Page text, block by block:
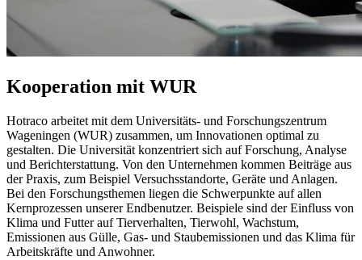
Kooperation mit WUR
Hotraco arbeitet mit dem Universitäts- und Forschungszentrum
Wageningen (WUR) zusammen, um Innovationen optimal zu
gestalten. Die Universität konzentriert sich auf Forschung, Analyse
und Berichterstattung. Von den Unternehmen kommen Beiträge aus
der Praxis, zum Beispiel Versuchsstandorte, Geräte und Anlagen.
Bei den Forschungsthemen liegen die Schwerpunkte auf allen
Kernprozessen unserer Endbenutzer. Beispiele sind der Einfluss von
Klima und Futter auf Tierverhalten, Tierwohl, Wachstum,
Emissionen aus Gülle, Gas- und Staubemissionen und das Klima für
Arbeitskräfte und Anwohner.